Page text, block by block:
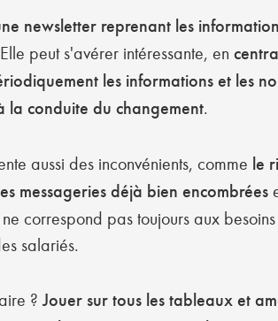
newsletter reprenant les
Elle peut s'avérer intéressante, en
les informations et les
la conduite du changement.
aussi des inconvénients, comme le
messageries déjà bien encombrées
correspond pas toujours aux
salariés.
? Jouer sur tous les tableaux et